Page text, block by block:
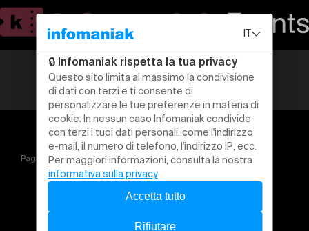
Pagina iniziale SFCCF Ticketing